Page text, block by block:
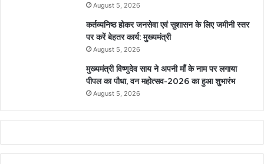
August 5, 2026
कर्तव्यनिष्ठ होकर जनसेवा एवं सुशासन के लिए जमीनी स्तर
पर करें बेहतर कार्य: मुख्यमंत्री
August 5, 2026
मुख्यमंत्री विष्णुदेव साय ने अपनी माँ के नाम पर लगाया
पीपल का पौधा, वन महोत्सव-2026 का हुआ शुभारंभ
August 5, 2026